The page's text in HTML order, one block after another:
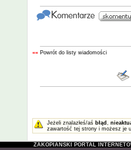
«« Powrót do listy wiadomości
Jeżeli znalazłeś/aś błąd ,
zawartość tej strony i możesz je
ZAKOPIAŃSKI PORTAL